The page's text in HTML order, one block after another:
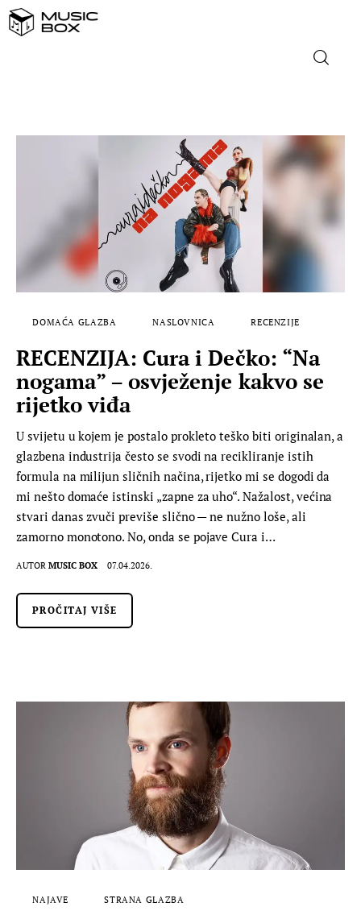
DOMAĆA GLAZBA
STRANA GLAZBA
FILM
MUSIC BOX
DOMAĆA GLAZBA NASLOVNICA RECENZIJE
RECENZIJA: Cura i Dečko: “Na
nogama” – osvježenje kakvo se
rijetko viđa
U svijetu u kojem je postalo prokleto teško biti originalan, a
glazbena industrija često se svodi na recikliranje istih
formula na milijun sličnih načina, rijetko mi se dogodi da
mi nešto domaće istinski „zapne za uho“. Nažalost, većina
stvari danas zvuči previše slično — ne nužno loše, ali
zamorno monotono. No, onda se pojave Cura i…
AUTOR MUSIC BOX 07.04.2026.
PROČITAJ VIŠE
NAJAVE STRANA GLAZBA